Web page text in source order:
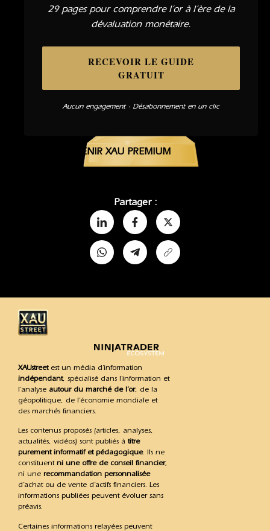
29 pages pour comprendre l’or à l’ère de la
dévaluation monétaire.
RECEVOIR LE GUIDE
GRATUIT
Aucun engagement · Désabonnement en un clic
DEVENIR XAU PREMIUM
Partager :
XAUstreetest un média d’information
indépendant, spécialisé dans l’information et
l’analyse autour du marché de l’or, de la
géopolitique, de l’économie mondiale et
des marchés financiers.
Les contenus proposés (articles, analyses,
actualités, vidéos) sont publiés à titre
purement informatif et pédagogique. Ils ne
constituent ni une offre de conseil financier,
ni une recommandation personnalisée
d’achat ou de vente d’actifs financiers. Les
informations publiées peuvent évoluer sans
préavis.
Certaines informations relayées peuvent